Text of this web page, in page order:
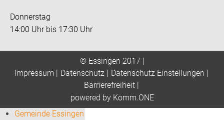
Donnerstag
14:00 Uhr bis 17:30 Uhr
© Essingen 2017 |
Impressum | Datenschutz| Datenschutz Einstellungen |
Barrierefreiheit|
powered by Komm.ONE
Gemeinde Essingen